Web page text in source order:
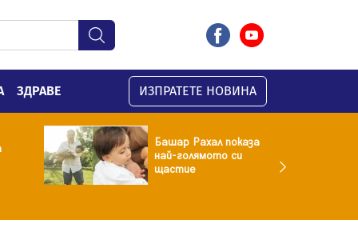
ЗДРАВЕ ИЗПРАТЕТЕ НОВИНА
Башар Рахал показа
най-голямото си
щастие